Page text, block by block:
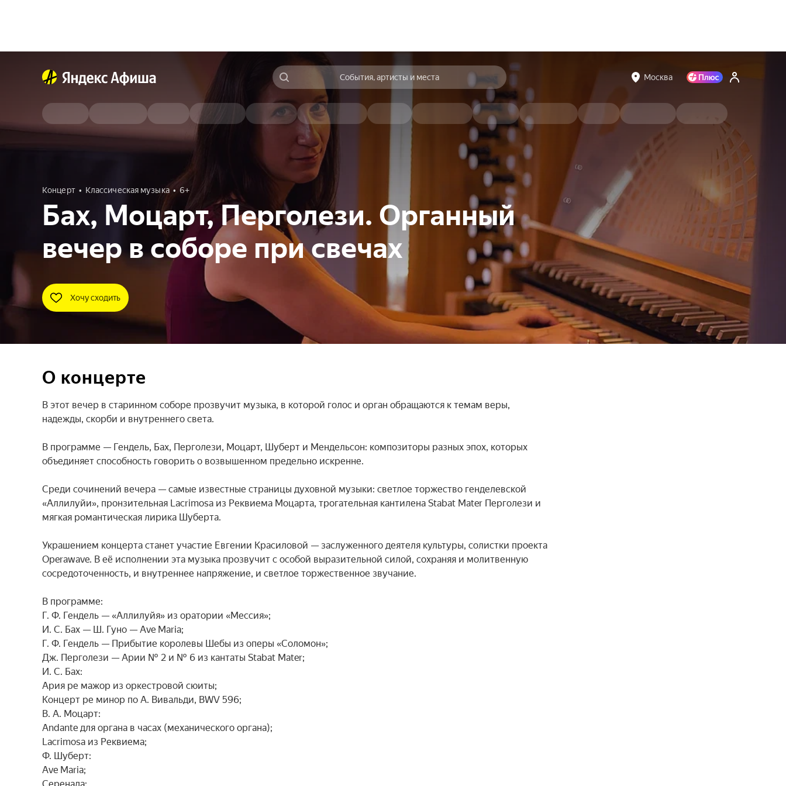
События, артисты и места Москва
Концерт Классическая музыка 6+
Бах, Моцарт, Перголези. Органный
вечер в соборе при свечах
Хочу сходить
О концерте
В этот вечер в старинном соборе прозвучит музыка, в которой голос и орган обращаются к темам веры,
надежды, скорби и внутреннего света.
В программе — Гендель, Бах, Перголези, Моцарт, Шуберт и Мендельсон: композиторы разных эпох, которых
объединяет способность говорить о возвышенном предельно искренне.
Среди сочинений вечера — самые известные страницы духовной музыки: светлое торжество генделевской
«Аллилуйи», пронзительная Lacrimosa из Реквиема Моцарта, трогательная кантилена Stabat Mater Перголези и
мягкая романтическая лирика Шуберта.
Украшением концерта станет участие Евгении Красиловой — заслуженного деятеля культуры, солистки проекта
Operawave. В её исполнении эта музыка прозвучит с особой выразительной силой, сохраняя и молитвенную
сосредоточенность, и внутреннее напряжение, и светлое торжественное звучание.
В программе:
Г. Ф. Гендель — «Аллилуйя» из оратории «Мессия»;
И. С. Бах — Ш. Гуно — Ave Maria;
Г. Ф. Гендель — Прибытие королевы Шебы из оперы «Соломон»;
Дж. Перголези — Арии № 2 и № 6 из кантаты Stabat Mater;
И. С. Бах:
Ария ре мажор из оркестровой сюиты;
Концерт ре минор по А. Вивальди, BWV 596;
В. А. Моцарт:
Andante для органа в часах (механического органа);
Lacrimosa из Реквиема;
Ф. Шуберт:
Ave Maria;